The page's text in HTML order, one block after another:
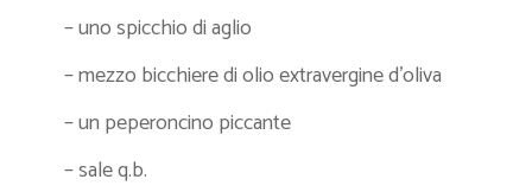
– uno spicchio di aglio
– mezzo bicchiere di olio extravergine d’oliva
– un peperoncino piccante
– sale q.b.